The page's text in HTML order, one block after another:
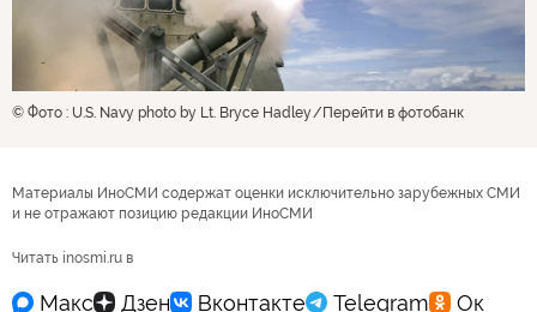
© Фото : U.S. Navy photo by Lt. Bryce Hadley Перейти в фотобанк
Материалы ИноСМИ содержат оценки исключительно зарубежных СМИ
и не отражают позицию редакции ИноСМИ
Читать inosmi.ru в